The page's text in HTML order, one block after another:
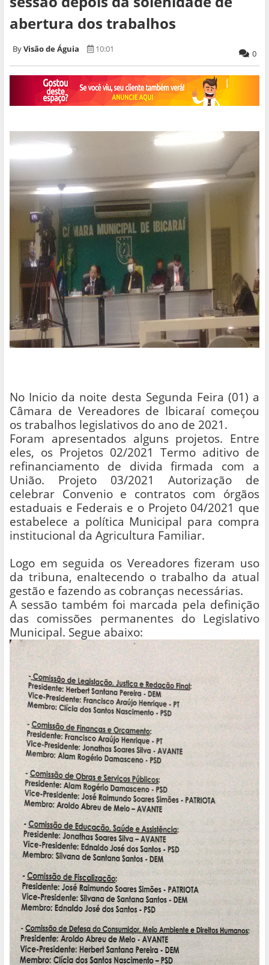
abertura dos trabalhos
Visão de Águia 10:01 0
No Inicio da noite desta Segunda Feira (01) a
Câmara de Vereadores de Ibicaraí começou
os trabalhos legislativos do ano de 2021.
Foram apresentados alguns projetos. Entre
eles, os Projetos 02/2021 Termo aditivo de
refinanciamento de divida firmada com a
União. Projeto 03/2021 Autorização de
celebrar Convenio e contratos com órgãos
estaduais e Federais e o Projeto 04/2021 que
estabelece a política Municipal para compra
institucional da Agricultura Familiar.
Logo em seguida os Vereadores fizeram uso
da tribuna, enaltecendo o trabalho da atual
gestão e fazendo as cobranças necessárias.
A sessão também foi marcada pela definição
das comissões permanentes do Legislativo
Municipal. Segue abaixo: